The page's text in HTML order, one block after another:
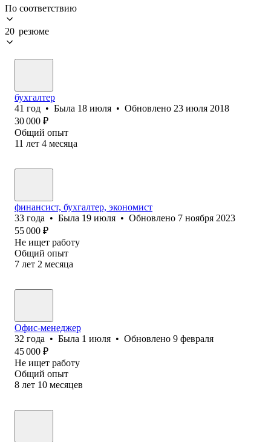
По соответствию
20 резюме
бухгалтер
41 год • Была 18 июля • Обновлено 23 июля 2018
30 000 ₽
Общий опыт
11 лет 4 месяца
финансист, бухгалтер, экономист
33 года • Была 19 июля • Обновлено 7 ноября 2023
55 000 ₽
Не ищет работу
Общий опыт
7 лет 2 месяца
Офис-менеджер
32 года • Была 1 июля • Обновлено 9 февраля
45 000 ₽
Не ищет работу
Общий опыт
8 лет 10 месяцев